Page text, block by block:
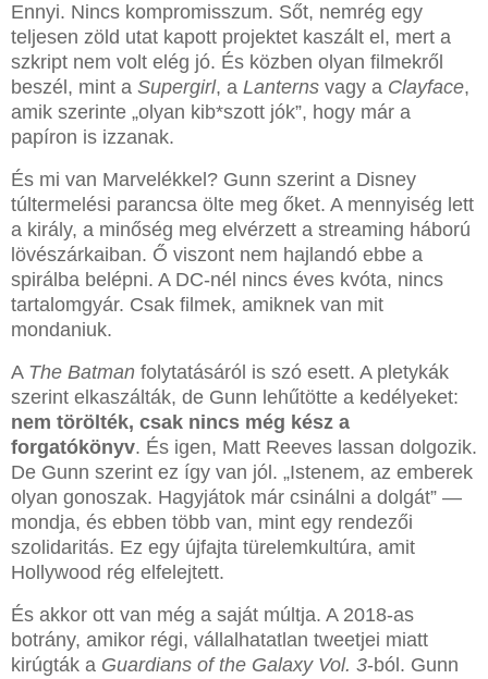
Ennyi. Nincs kompromisszum. Sőt, nemrég egy
teljesen zöld utat kapott projektet kaszált el, mert a
szkript nem volt elég jó. És közben olyan filmekről
beszél, mint a Supergirl, a Lanterns vagy a Clayface,
amik szerinte „olyan kib*szott jók”, hogy már a
papíron is izzanak.
És mi van Marvelékkel? Gunn szerint a Disney
túltermelési parancsa ölte meg őket. A mennyiség lett
a király, a minőség meg elvérzett a streaming háború
lövészárkaiban. Ő viszont nem hajlandó ebbe a
spirálba belépni. A DC-nél nincs éves kvóta, nincs
tartalomgyár. Csak filmek, amiknek van mit
mondaniuk.
A The Batman folytatásáról is szó esett. A pletykák
szerint elkaszálták, de Gunn lehűtötte a kedélyeket:
nem törölték, csak nincs még kész a
forgatókönyv. És igen, Matt Reeves lassan dolgozik.
De Gunn szerint ez így van jól. „Istenem, az emberek
olyan gonoszak. Hagyjátok már csinálni a dolgát” —
mondja, és ebben több van, mint egy rendezői
szolidaritás. Ez egy újfajta türelemkultúra, amit
Hollywood rég elfelejtett.
És akkor ott van még a saját múltja. A 2018-as
botrány, amikor régi, vállalhatatlan tweetjei miatt
kirúgták a Guardians of the Galaxy Vol. 3-ból. Gunn